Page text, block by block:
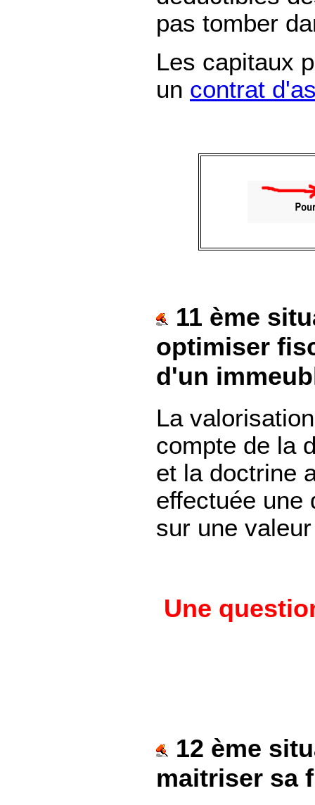
pas tomber
Les capitaux
un contrat
11 ème
optimiser
d'un
La
compte de la
et la doctrine
effectuée une
sur une
Une
12 ème
maitriser sa